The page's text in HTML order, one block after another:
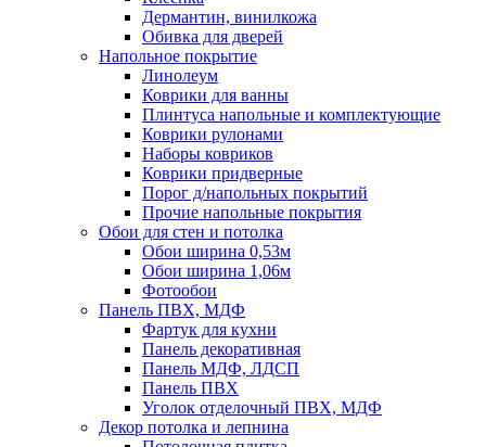
Дермантин, винилкожа
Обивка для дверей
Напольное покрытие
Линолеум
Коврики для ванны
Плинтуса напольные и комплектующие
Коврики рулонами
Наборы ковриков
Коврики придверные
Порог д/напольных покрытий
Прочие напольные покрытия
Обои для стен и потолка
Обои ширина 0,53м
Обои ширина 1,06м
Фотообои
Панель ПВХ, МДФ
Фартук для кухни
Панель декоративная
Панель МДФ, ЛДСП
Панель ПВХ
Уголок отделочный ПВХ, МДФ
Декор потолка и лепнина